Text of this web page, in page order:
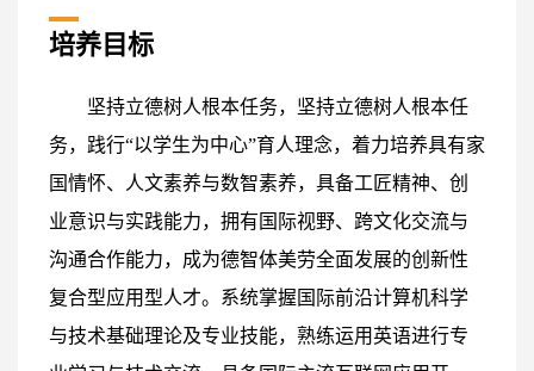
培养目标
坚持立德树人根本任务，坚持立德树人根本任
务，践行“以学生为中心”育人理念，着力培养具有家
国情怀、人文素养与数智素养，具备工匠精神、创
业意识与实践能力，拥有国际视野、跨文化交流与
沟通合作能力，成为德智体美劳全面发展的创新性
复合型应用型人才。系统掌握国际前沿计算机科学
与技术基础理论及专业技能，熟练运用英语进行专